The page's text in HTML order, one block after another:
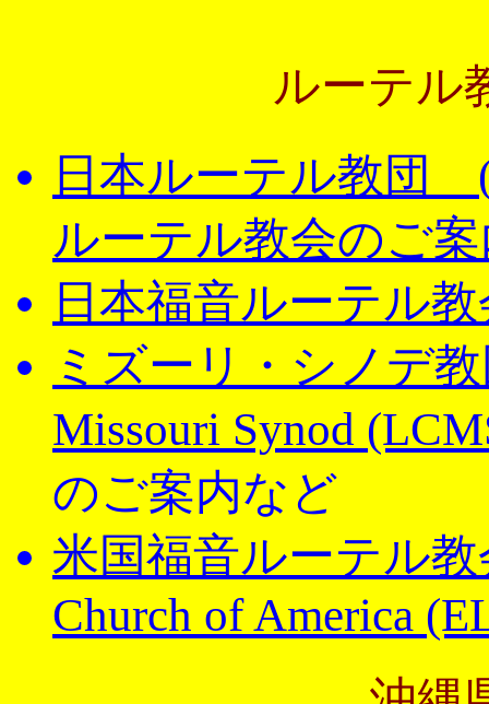
ルーテル
日本ルーテル教団
ルーテル教会のご
日本福音ルーテル教
ミズーリ・シノデ
Missouri Synod
のご案内など
米国福音ルーテル教
Church of America